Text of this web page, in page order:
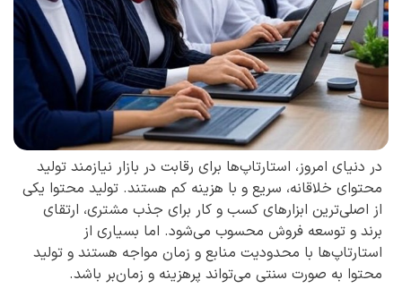
در دنیای امروز، استارتاپ‌ها برای رقابت در بازار نیازمند تولید
محتوای خلاقانه، سریع و با هزینه کم هستند. تولید محتوا یکی
از اصلی‌ترین ابزارهای کسب و کار برای جذب مشتری، ارتقای
برند و توسعه فروش محسوب می‌شود. اما بسیاری از
استارتاپ‌ها با محدودیت منابع و زمان مواجه هستند و تولید
محتوا به صورت سنتی می‌تواند پرهزینه و زمان‌بر باشد.